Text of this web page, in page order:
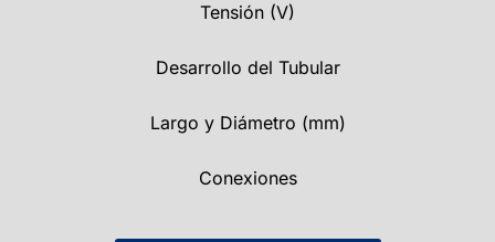
Tensión (V)
Desarrollo del Tubular
Largo y Diámetro (mm)
Conexiones